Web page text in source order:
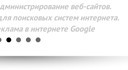
веб-сайтов.
поисковых систем интернета.
в интернете Google